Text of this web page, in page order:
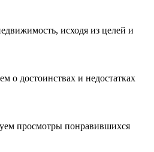
исходя из целей и
о достоинствах и недостатках
просмотры понравившихся